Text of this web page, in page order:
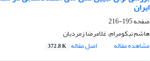
ایران
صفحه195-216
هاشم نیکومرام، غلامرضا زمردیان
مشاهده مقاله
اصل مقاله 372.8 K